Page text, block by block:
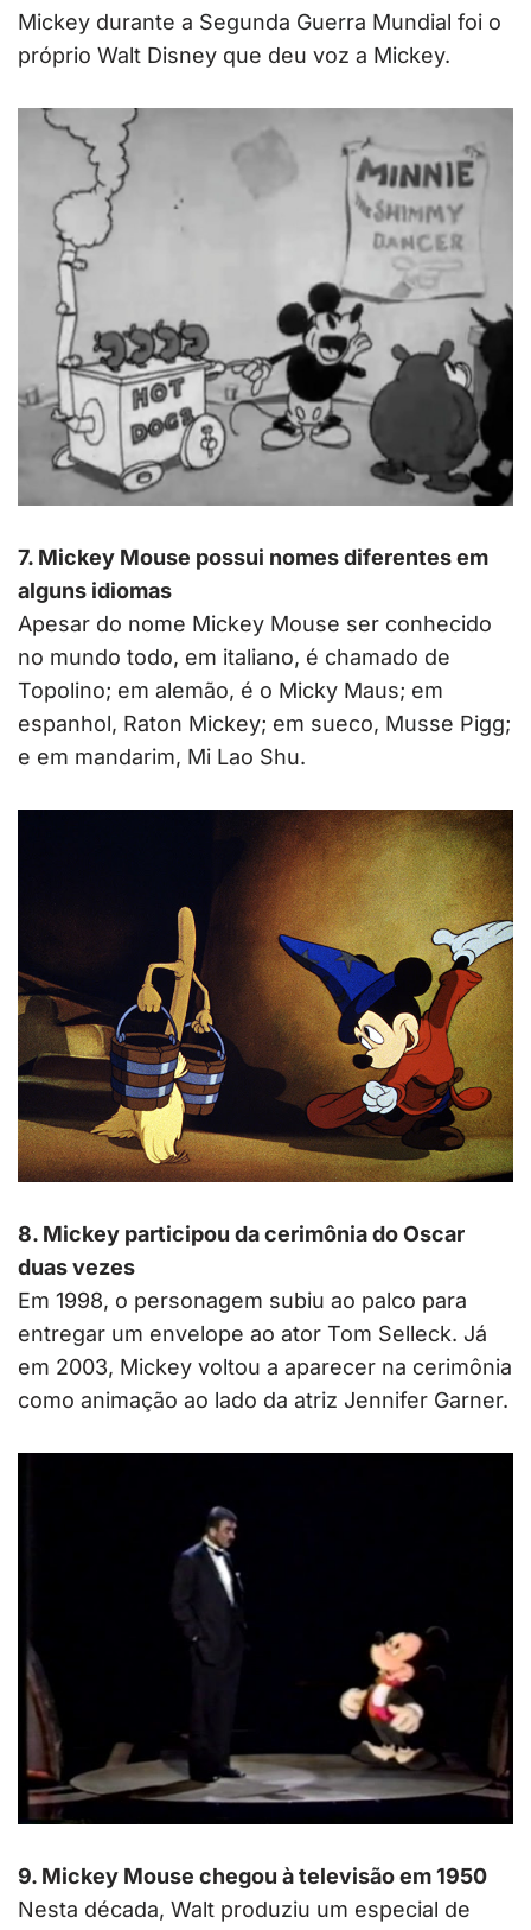
Mickey durante a Segunda Guerra Mundial foi o
próprio Walt Disney que deu voz a Mickey.
7. Mickey Mouse possui nomes diferentes em
alguns idiomas
Apesar do nome Mickey Mouse ser conhecido
no mundo todo, em italiano, é chamado de
Topolino; em alemão, é o Micky Maus; em
espanhol, Raton Mickey; em sueco, Musse Pigg;
e em mandarim, Mi Lao Shu.
8. Mickey participou da cerimônia do Oscar
duas vezes
Em 1998, o personagem subiu ao palco para
entregar um envelope ao ator Tom Selleck. Já
em 2003, Mickey voltou a aparecer na cerimônia
como animação ao lado da atriz Jennifer Garner.
9. Mickey Mouse chegou à televisão em 1950
Nesta década, Walt produziu um especial de